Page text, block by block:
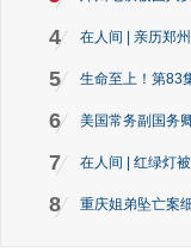
4 在人间 | 亲历郑
5 生命至上！第83
6 美国常务副国务
7 在人间 | 红绿灯
8 重庆姐弟坠亡案